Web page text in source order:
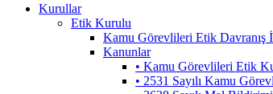
Kurullar
Etik Kurulu
Kamu Görevlileri Etik Davranış
Kanunlar
• Kamu Görevlileri Etik
• 2531 Sayılı Kamu